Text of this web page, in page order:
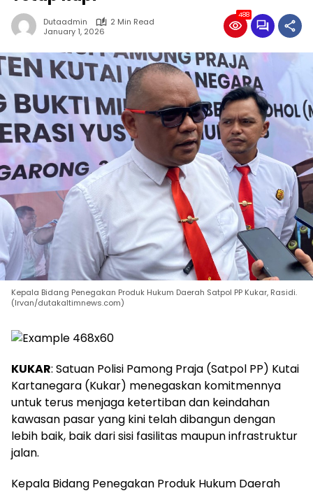
Dutaadmin
2 Min Read
January 1, 2026
488
Kepala Bidang Penegakan Produk Hukum Daerah Satpol PP Kukar, Rasidi.
(Irvan/dutakaltimnews.com)
KUKAR: Satuan Polisi Pamong Praja (Satpol PP) Kutai
Kartanegara (Kukar) menegaskan komitmennya
untuk terus menjaga ketertiban dan keindahan
kawasan pasar yang kini telah dibangun dengan
lebih baik, baik dari sisi fasilitas maupun infrastruktur
jalan.
Kepala Bidang Penegakan Produk Hukum Daerah